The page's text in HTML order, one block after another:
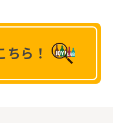
ちら！